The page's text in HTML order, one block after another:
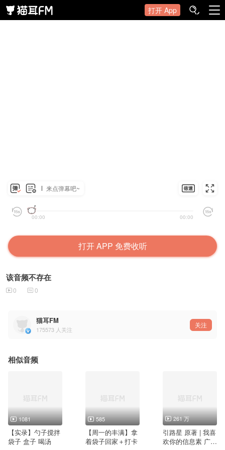
打开 App
来点弹幕吧~
00:00 00:00
打开 APP 免费收听
该音频不存在
0 0
猫耳FM
175573 人关注
关注
相似音频
1081
【实录】勺子搅拌
袋子 盒子 喝汤
585
【周一的丰满】拿
着袋子回家＋打卡
261 万
引路星 原著 | 我喜
欢你的信息素 广播